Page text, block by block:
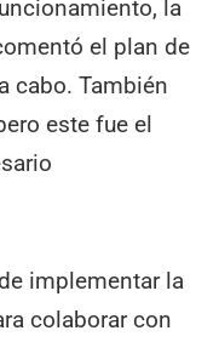
la
el plan de
cabo. También
este fue el
implementar la
colaborar con